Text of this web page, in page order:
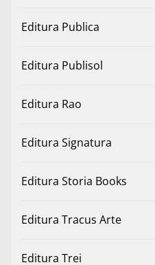
Editura Publica
Editura Publisol
Editura Rao
Editura Signatura
Editura Storia Books
Editura Tracus Arte
Editura Trei